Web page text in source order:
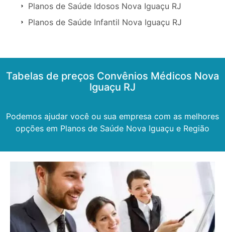
Planos de Saúde Idosos Nova Iguaçu RJ
Planos de Saúde Infantil Nova Iguaçu RJ
Tabelas de preços Convênios Médicos Nova
Iguaçu RJ
Podemos ajudar você ou sua empresa com as melhores
opções em Planos de Saúde Nova Iguaçu e Região